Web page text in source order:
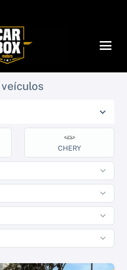
CHERY